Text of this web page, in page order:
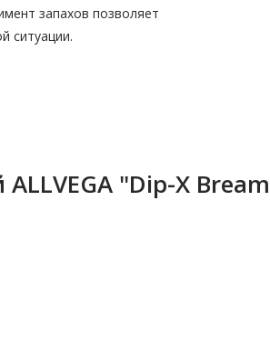
запахов позволяет
ситуации.
ALLVEGA "Dip-X